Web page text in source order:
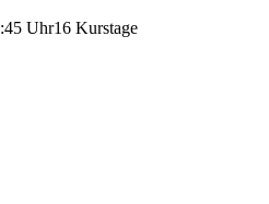
Uhr16 Kurstage